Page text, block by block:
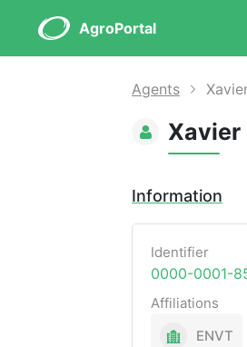
AgroPortal
Agents
Information
Identifier
0000-0001-
Affiliations
ENVT